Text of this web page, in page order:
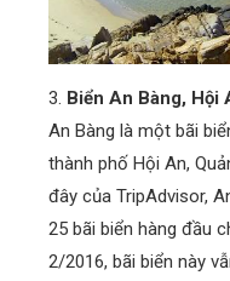
3. Biển An Bàng, Hội
An Bàng là một bãi
thành phố Hội An,
đây của TripAdvisor,
25 bãi biển hàng đầu
2/2016, bãi biển này